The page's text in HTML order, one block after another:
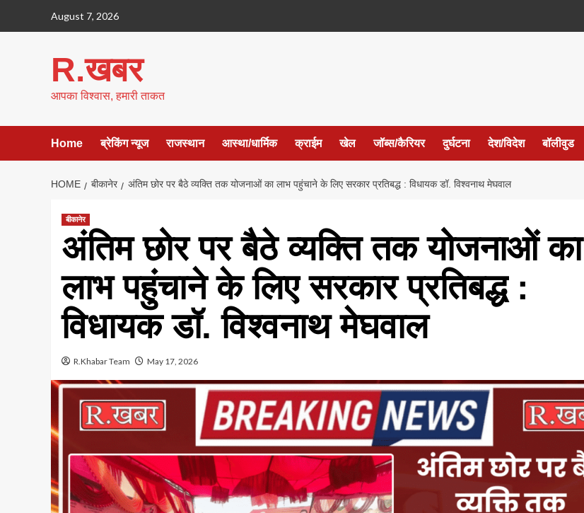
August 7, 2026
R.खबर
आपका विश्वास, हमारी ताकत
Home ब्रेकिंग न्यूज राजस्थान आस्था/धार्मिक क्राईम खेल जॉब्स/कैरियर दुर्घटना देश/विदेश बॉलीवुड
HOME बीकानेर अंतिम छोर पर बैठे व्यक्ति तक योजनाओं का लाभ पहुंचाने के लिए सरकार प्रतिबद्ध : विधायक डॉ. विश्वनाथ मेघवाल
बीकानेर
अंतिम छोर पर बैठे व्यक्ति तक योजनाओं का
लाभ पहुंचाने के लिए सरकार प्रतिबद्ध :
विधायक डॉ. विश्वनाथ मेघवाल
R.Khabar Team May 17, 2026